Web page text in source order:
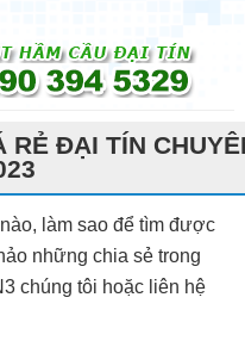
RẺ ĐẠI TÍN
làm sao để tìm được
những chia sẻ trong
chúng tôi hoặc liên hệ